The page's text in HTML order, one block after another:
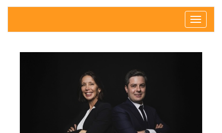
Basculer
la